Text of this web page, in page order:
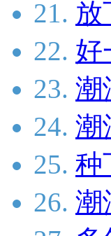
21. 放
22. 好
23. 潮
24. 潮
25. 种
26. 潮